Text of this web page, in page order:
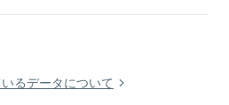
るデータについて